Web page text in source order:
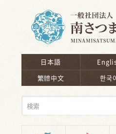
日本語
繁體中文
한국